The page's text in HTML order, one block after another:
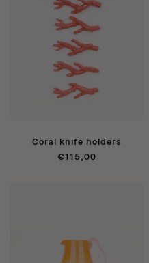
Coral knife holders
€115,00